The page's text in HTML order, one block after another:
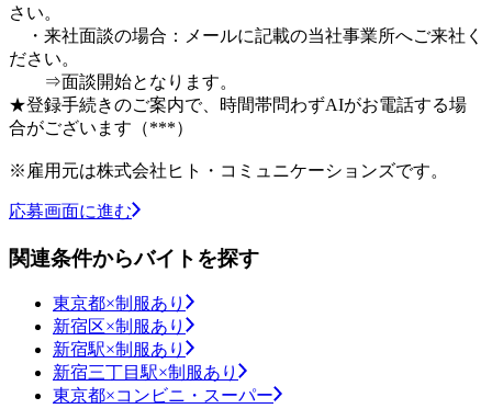
さい。
・来社面談の場合：メールに記載の当社事業所へご来社く
ださい。
⇒面談開始となります。
★登録手続きのご案内で、時間帯問わずAIがお電話する場
合がございます（***）
※雇用元は株式会社ヒト・コミュニケーションズです。
応募画面に進む
関連条件からバイトを探す
東京都×制服あり
新宿区×制服あり
新宿駅×制服あり
新宿三丁目駅×制服あり
東京都×コンビニ・スーパー